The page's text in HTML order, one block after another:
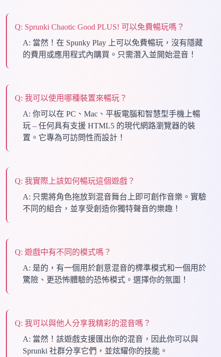
Q: Sprunki Chaotic Good PLUS! 可以免費暢玩嗎？
A: 當然！在 Spunky Play 上可以免費暢玩，沒有隱藏
的費用或應用程式內購買。只需潛入並開始混音！
Q: 我可以使用哪種裝置來暢玩？
A: 你可以在 PC、Mac、平板電腦和智慧型手機上暢
玩 – 任何具有支援 HTML5 的現代網路瀏覽器的裝
置。它專為可訪問性而設計！
Q: 我實際上該如何暢玩這個遊戲？
A: 只需將角色拖放到混音舞台上即可創作音樂。實驗
不同的組合，並享受創造你獨特聲音的樂趣！
Q: 遊戲中有不同的模式嗎？
A: 是的，有一個用於創意混音的標準模式和一個用於
驚險、更恐怖體驗的恐怖模式。選擇你的氛圍！
Q: 我可以與他人分享我精彩的混音嗎？
A: 當然！該遊戲支援匯出你的混音，因此你可以與
Sprunki 社群分享它們，並炫耀你的技能。